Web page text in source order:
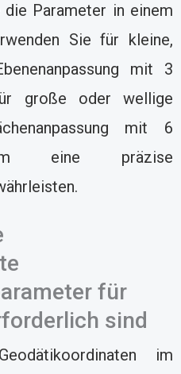
die Parameter in einem
Sie für kleine,
mit 3
große oder wellige
mit 6
um eine präzise
für
sind
im